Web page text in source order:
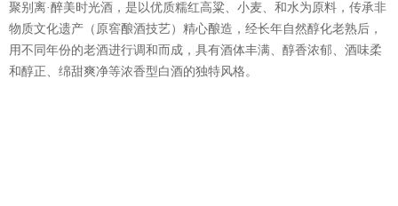
聚别离·醉美时光酒，是以优质糯红高粱、小麦、和水为原料，传承非
物质文化遗产（原窖酿酒技艺）精心酿造，经长年自然醇化老熟后，
用不同年份的老酒进行调和而成，具有酒体丰满、醇香浓郁、酒味柔
和醇正、绵甜爽净等浓香型白酒的独特风格。